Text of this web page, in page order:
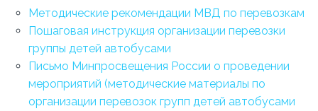
Методические рекомендации МВД по перевозкам
Пошаговая инструкция организации перевозки
группы детей автобусами
Письмо Минпросвещения России о проведении
мероприятий (методические материалы по
организации перевозок групп детей автобусами